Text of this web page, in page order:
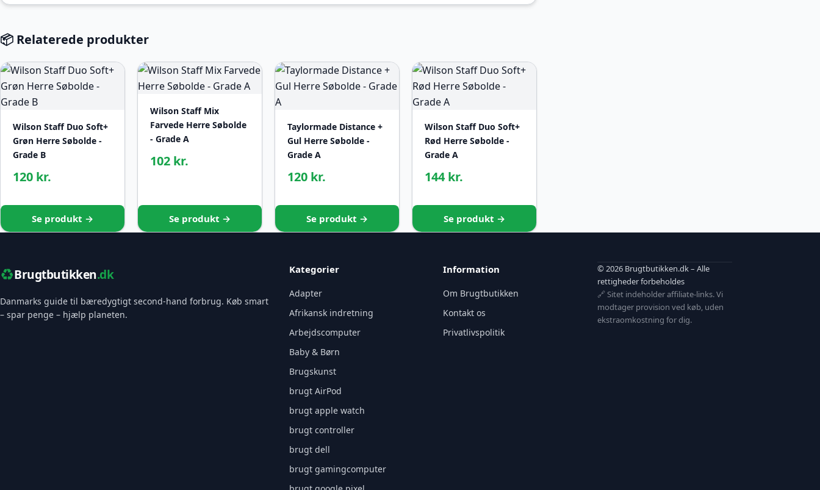
📦 Relaterede produkter
Wilson Staff Duo Soft+
Grøn Herre Søbolde -
Grade B
120 kr.
Se produkt →
Wilson Staff Mix
Farvede Herre Søbolde
- Grade A
102 kr.
Se produkt →
Taylormade Distance +
Gul Herre Søbolde -
Grade A
120 kr.
Se produkt →
Wilson Staff Duo Soft+
Rød Herre Søbolde -
Grade A
144 kr.
Se produkt →
♻️Brugtbutikken.dk
Danmarks guide til bæredygtigt second-hand forbrug. Køb smart
– spar penge – hjælp planeten.
Kategorier
Adapter
Afrikansk indretning
Arbejdscomputer
Baby & Børn
Brugskunst
brugt AirPod
brugt apple watch
brugt controller
brugt dell
brugt gamingcomputer
Information
Om Brugtbutikken
Kontakt os
Privatlivspolitik
© 2026 Brugtbutikken.dk – Alle
rettigheder forbeholdes
🔗 Sitet indeholder affiliate-links. Vi
modtager provision ved køb, uden
ekstraomkostning for dig.